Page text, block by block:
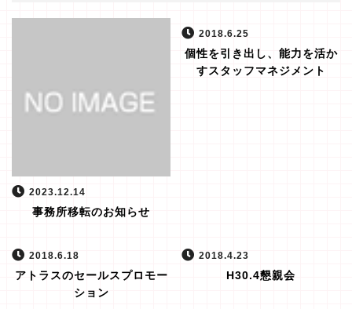
2023.12.14
事務所移転のお知らせ
2018.6.25
個性を引き出し、能力を活か
すスタッフマネジメント
2018.6.18
アトラスのセールスプロモー
ション
2018.4.23
H30.4懇親会